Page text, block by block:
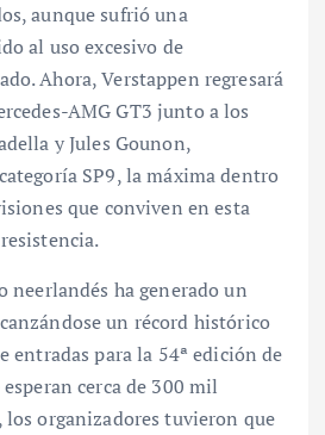
aunque sufrió una
al uso excesivo de
Ahora, Verstappen regresará
AMG GT3 junto a los
y Jules Gounon,
SP9, la máxima dentro
que conviven en esta
neerlandés ha generado un
un récord histórico
entradas para la 54ª edición de
cerca de 300 mil
los organizadores tuvieron que